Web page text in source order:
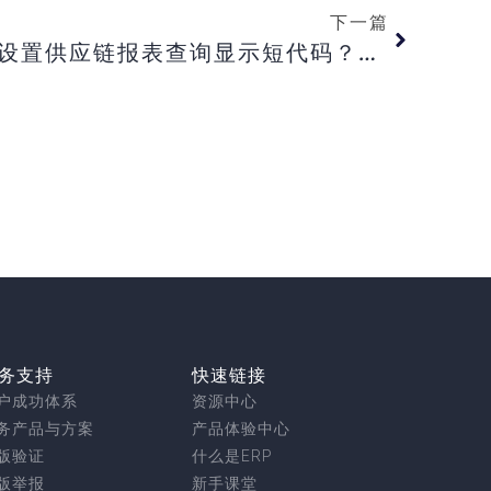
下一篇
【旗舰版】旗舰版如何设置供应链报表查询显示短代码？【专业版】专业版若删除了一张业务单据， 重新制作想做同样的业务编号？【标准/ 迷你版】标准/ 迷你版为何科目余额表只能查询当期数据？
支持
成功体系
产品与方案
验证
举报
快速链接
资源中心
产品体验中心
什么是ERP
新手课堂